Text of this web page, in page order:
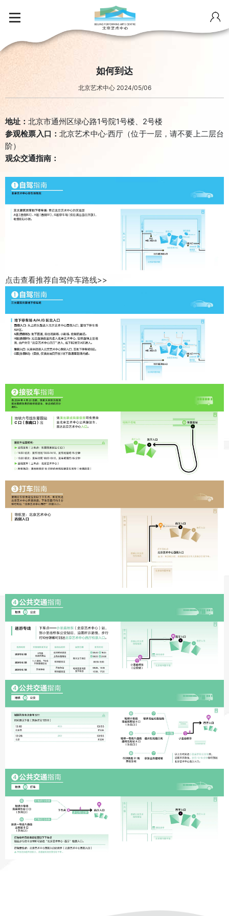
如何到达
北京艺术中心 2024/05/06
地址： 北京市通州区绿心路1号院1号楼、2号楼
参观检票入口： 北京艺术中心·西厅（位于一层，请不要上二层台
阶）
观众交通指南：
点击查看推荐自驾停车路线>>